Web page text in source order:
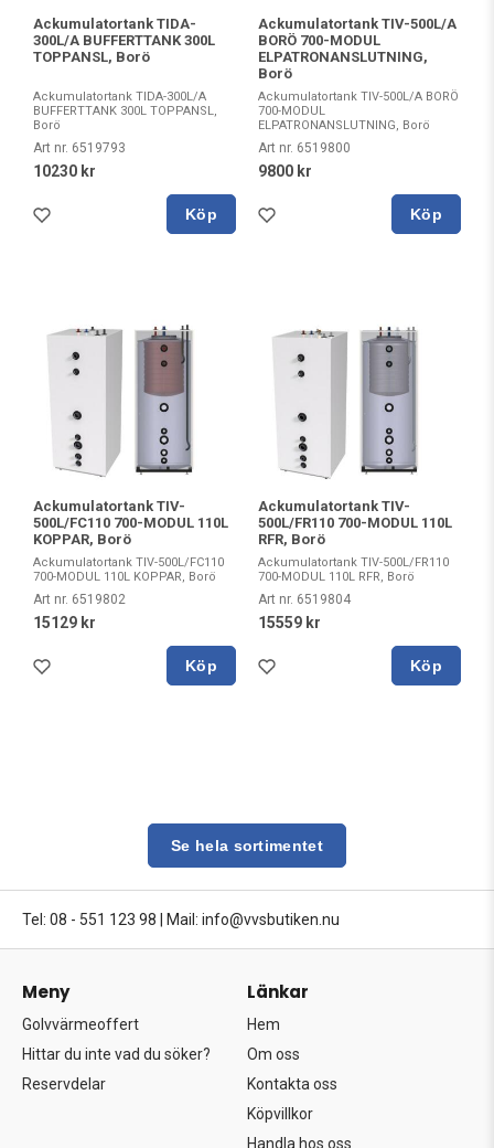
Ackumulatortank TIDA-
300L/A BUFFERTTANK 300L
TOPPANSL, Borö
Ackumulatortank TIDA-300L/A
BUFFERTTANK 300L TOPPANSL,
Borö
Art nr. 6519793
10230 kr
Köp
Ackumulatortank TIV-500L/A
BORÖ 700-MODUL
ELPATRONANSLUTNING,
Borö
Ackumulatortank TIV-500L/A BORÖ
700-MODUL
ELPATRONANSLUTNING, Borö
Art nr. 6519800
9800 kr
Köp
Ackumulatortank TIV-
500L/FC110 700-MODUL 110L
KOPPAR, Borö
Ackumulatortank TIV-500L/FC110
700-MODUL 110L KOPPAR, Borö
Art nr. 6519802
15129 kr
Köp
Ackumulatortank TIV-
500L/FR110 700-MODUL 110L
RFR, Borö
Ackumulatortank TIV-500L/FR110
700-MODUL 110L RFR, Borö
Art nr. 6519804
15559 kr
Köp
Se hela sortimentet
Tel: 08 - 551 123 98 Mail: info@vvsbutiken.nu
Meny
Golvvärmeoffert
Hittar du inte vad du söker?
Reservdelar
Länkar
Hem
Om oss
Kontakta oss
Köpvillkor
Handla hos oss